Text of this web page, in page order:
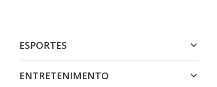
ESPORTES
ENTRETENIMENTO